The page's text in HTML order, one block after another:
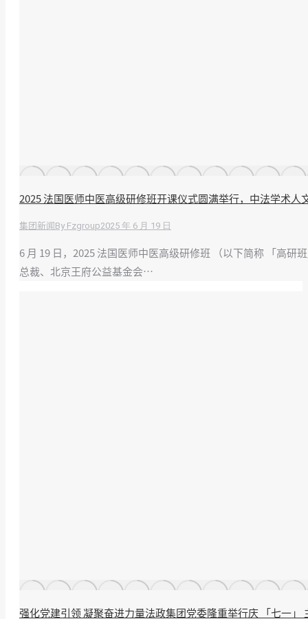
2025 法国医师中医高级研修班开课仪式圆满举行，中法学术人
集团新闻 By Fzgroup2025 年 6 月 19 日
6 月 19 日，2025 法国医师中医高级研修班 （以下简称 「高
总裁、北京王府公益基金会…
强化党建引领 凝聚奋进力量法政集团党委隆重举行庆 「七一」